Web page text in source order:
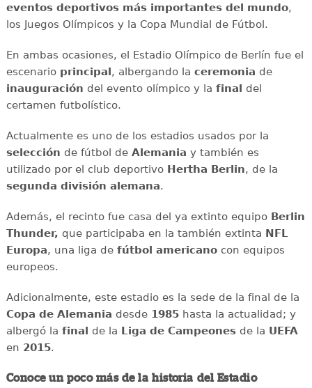
eventos deportivos más importantes del mundo,
los Juegos Olímpicos y la Copa Mundial de Fútbol.
En ambas ocasiones, el Estadio Olímpico de Berlín fue el
escenario principal, albergando la ceremonia de
inauguración del evento olímpico y la final del
certamen futbolístico.
Actualmente es uno de los estadios usados por la
selección de fútbol de Alemania y también es
utilizado por el club deportivoHertha Berlin, de la
segunda división alemana.
Además, el recinto fue casa del ya extinto equipo Berlin
Thunder, que participaba en la también extinta NFL
Europa, una liga de fútbol americanocon equipos
europeos.
Adicionalmente, este estadio es la sede de la final de la
Copa de Alemania desde 1985hasta la actualidad; y
albergó la final de la Liga de Campeonesde la UEFA
en 2015.
Conoce un poco más de la historia del Estadio